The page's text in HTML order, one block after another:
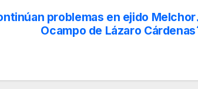
problemas en ejido Melchor
Ocampo de Lázaro Cárdenas